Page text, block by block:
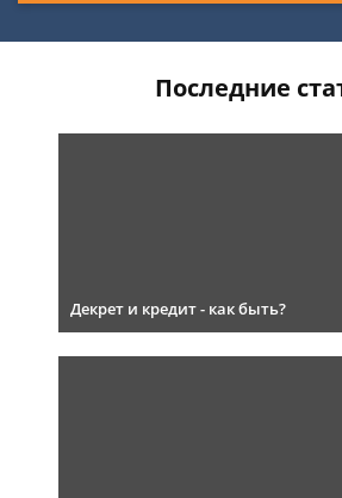
Последние
Декрет и кредит - как быть?